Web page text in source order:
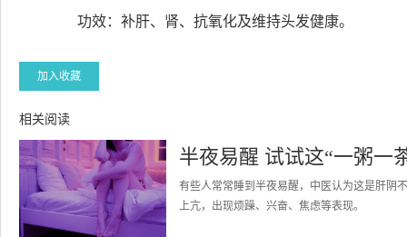
功效：补肝、肾、抗氧化及维持头发健康。
加入收藏
相关阅读
半夜易醒 试试这“一粥一
有些人常常睡到半夜易醒，中医认为这是肝阴
上亢，出现烦躁、兴奋、焦虑等